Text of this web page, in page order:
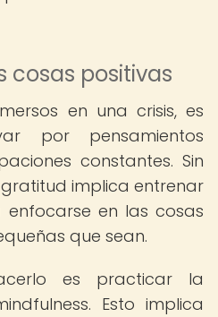
cosas positivas
en una crisis, es
por pensamientos
constantes. Sin
implica entrenar
en las cosas
que sean.
es practicar la
Esto implica